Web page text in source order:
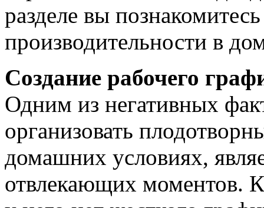
разделе вы
производительности в
Создание рабочего
Одним из негативных
организовать
домашних условиях,
отвлекающих моментов.